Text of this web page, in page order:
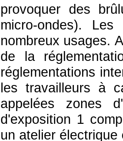
provoquer des
micro-ondes).
nombreux usages.
de la
réglementations
les travailleurs à
appelées zones
d'exposition 1
un atelier